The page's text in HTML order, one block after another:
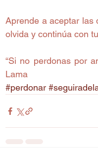
Aprende a aceptar las
olvida y continúa con
“Si no perdonas por
Lama
#perdonar